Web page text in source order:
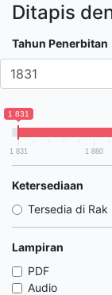
Ditapis
Tahun Penerbitan
1 831
1 831 1 880
Ketersediaan
Tersedia di Rak
Lampiran
PDF
Audio